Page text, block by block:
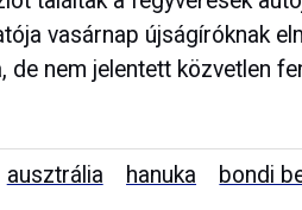
vasárnap újságíróknak
nem jelentett közvetlen
ausztrália hanuka
bondi